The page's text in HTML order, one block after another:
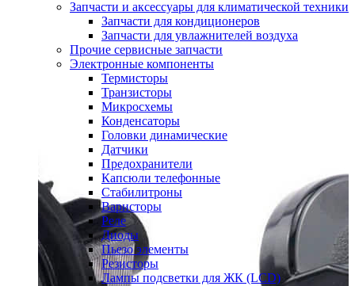
Запчасти и аксессуары для климатической техники
Запчасти для кондиционеров
Запчасти для увлажнителей воздуха
Прочие сервисные запчасти
Электронные компоненты
Термисторы
Транзисторы
Микросхемы
Конденсаторы
Головки динамические
Датчики
Предохранители
Капсюли телефонные
Стабилитроны
Варисторы
Реле
Диоды
Пьезо элементы
Резисторы
Лампы подсветки для ЖК (LCD)